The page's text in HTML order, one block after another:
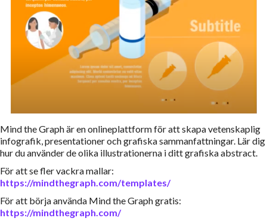
Mind the Graph är en onlineplattform för att skapa vetenskaplig
infografik, presentationer och grafiska sammanfattningar. Lär dig
hur du använder de olika illustrationerna i ditt grafiska abstract.
För att se fler vackra mallar:
https://mindthegraph.com/templates/
För att börja använda Mind the Graph gratis:
https://mindthegraph.com/